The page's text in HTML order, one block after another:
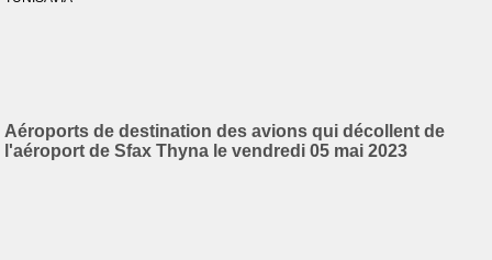
Aéroports de destination des avions qui décollent de
l'aéroport de Sfax Thyna le vendredi 05 mai 2023